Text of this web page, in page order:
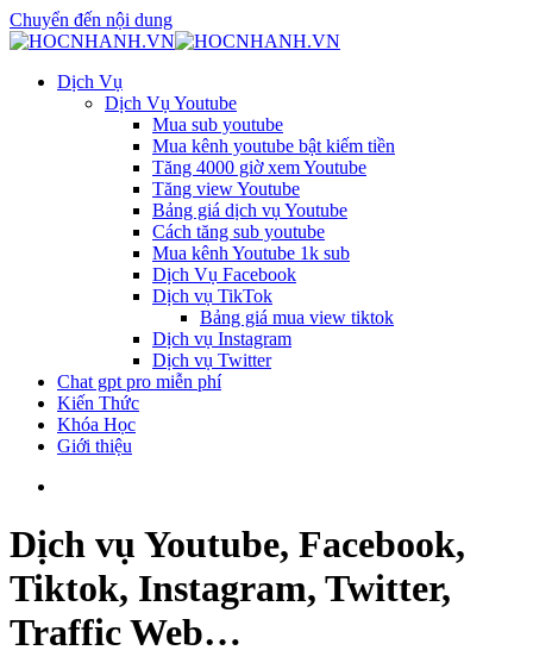
Chuyển đến nội dung
Dịch Vụ
Dịch Vụ Youtube
Mua sub youtube
Mua kênh youtube bật kiếm tiền
Tăng 4000 giờ xem Youtube
Tăng view Youtube
Bảng giá dịch vụ Youtube
Cách tăng sub youtube
Mua kênh Youtube 1k sub
Dịch Vụ Facebook
Dịch vụ TikTok
Bảng giá mua view tiktok
Dịch vụ Instagram
Dịch vụ Twitter
Chat gpt pro miễn phí
Kiến Thức
Khóa Học
Giới thiệu
Dịch vụ Youtube, Facebook,
Tiktok, Instagram, Twitter,
Traffic Web…